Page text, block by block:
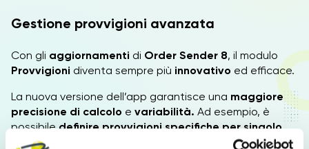
Gestione provvigioni avanzata
Con gli aggiornamenti di Order Sender 8, il modulo
Provvigioni diventa sempre più innovativo ed efficace.
La nuova versione dell’app garantisce una maggiore
precisione di calcolo e variabilità. Ad esempio, è
possibiledefinire provvigioni specifiche per singolo
agente
configurazioni più flessibili, in base